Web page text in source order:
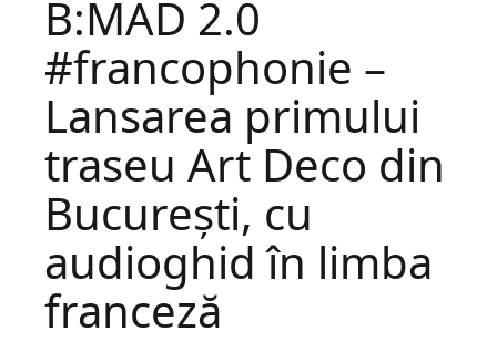
B:MAD 2.0
#francophonie –
Lansarea primului
traseu Art Deco din
București, cu
audioghid în limba
franceză